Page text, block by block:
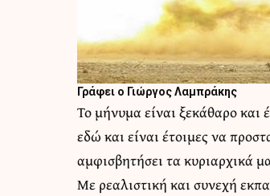
Γράφει ο Γιώργος Λαμπράκης
Το μήνυμα είναι ξεκάθαρο
εδώ και είναι έτοιμες να
αμφισβητήσει τα κυριαρχικά
Με ρεαλιστική και συνεχή